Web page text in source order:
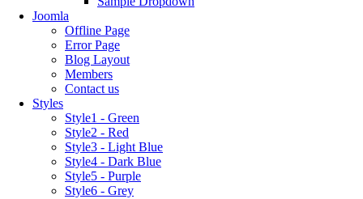
Joomla
Offline Page
Error Page
Blog Layout
Members
Contact us
Styles
Style1 - Green
Style2 - Red
Style3 - Light Blue
Style4 - Dark Blue
Style5 - Purple
Style6 - Grey